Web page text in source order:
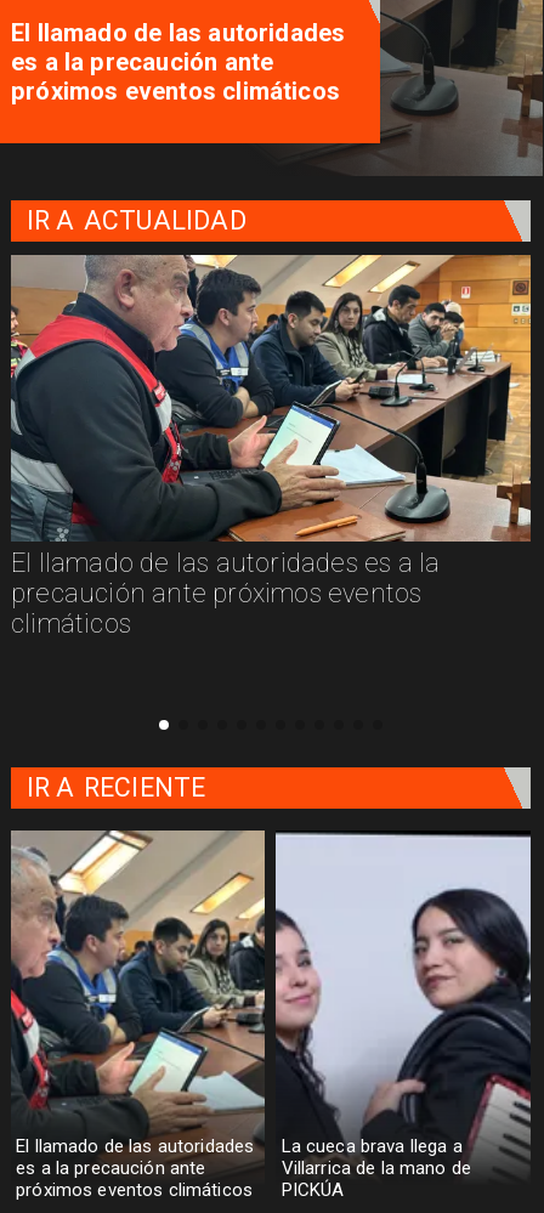
Traveler Tips, la aplicación que
nació en Pucón y busca
potenciar el turismo local
IR A ACTUALIDAD
La cueca brava llega a Villarrica de la mano
de PICKÚA
El llamado de las autoridades
es a la precaución ante
próximos eventos climáticos
La cueca brava llega a
Villarrica de la mano de
PICKÚA
IR A RECIENTE